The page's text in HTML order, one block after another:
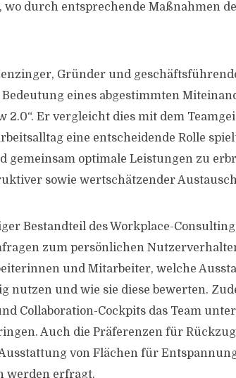
wo durch entsprechende Maßnahmen
Gründer und
Bedeutung eines abgestimmten
2.0“. Er vergleicht dies mit dem
eine entscheidende Rolle
gemeinsam optimale Leistungen zu
sowie wertschätzender
Bestandteil des Workplace-
zum persönlichen
und Mitarbeiter, welche
nutzen und wie sie diese bewerten.
Collaboration-Cockpits das Team
Auch die Präferenzen für
von Flächen für
werden erfragt.